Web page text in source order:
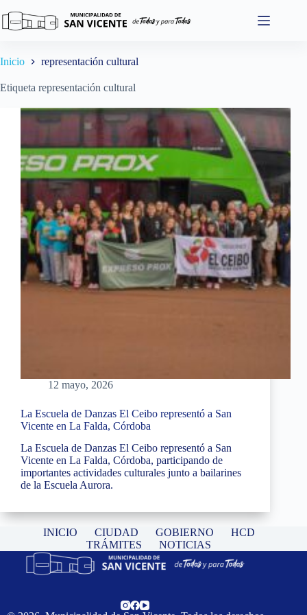
al
contenido
Inicio representación cultural
Etiqueta representación cultural
12 mayo, 2026
La Escuela de Danzas El Ceibo representó a San
Vicente en La Falda, Córdoba
La Escuela de Danzas El Ceibo representó a San
Vicente en La Falda, Córdoba, participando de
importantes actividades culturales junto a bailarines
de la Escuela Aurora.
INICIO CIUDAD GOBIERNO
HCD
TRÁMITES
NOTICIAS